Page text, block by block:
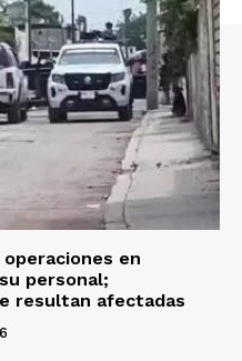
en
personal;
resultan afectadas